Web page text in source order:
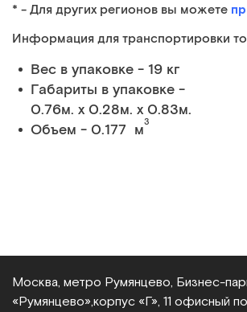
* - Для других регионов вы можете
Информация для транспортировки
Вес в упаковке - 19 кг
Габариты в упаковке -
0.76м. x 0.28м. x 0.83м.
Объем - 0.177 м3
Москва, метро Румянцево,
«Румянцево», корпус «Г», 11 офисный